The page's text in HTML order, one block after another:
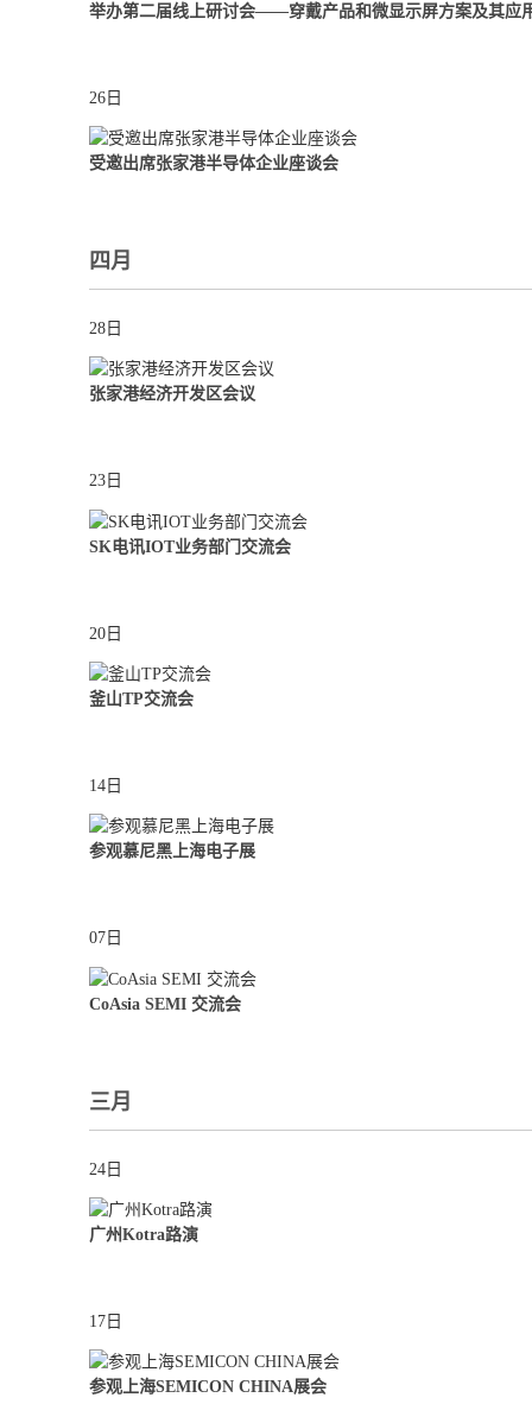
举办第二届线上研讨会——穿戴产品和微显示屏方案及其应
26日
受邀出席张家港半导体企业座谈会
四月
28日
张家港经济开发区会议
23日
SK电讯IOT业务部门交流会
20日
釜山TP交流会
14日
参观慕尼黑上海电子展
07日
CoAsia SEMI 交流会
三月
24日
广州Kotra路演
17日
参观上海SEMICON CHINA展会